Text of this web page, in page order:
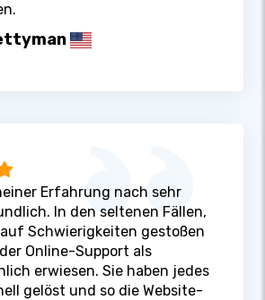
Erfahrung nach sehr
In den seltenen Fällen,
Schwierigkeiten gestoßen
Online-Support als
erwiesen. Sie haben jedes
gelöst und so die Website-